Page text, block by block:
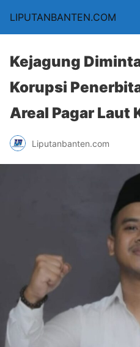
LIPUTANBANTEN.COM
Kejagung
Korupsi
Areal Pagar Laut
Liputanbanten.com